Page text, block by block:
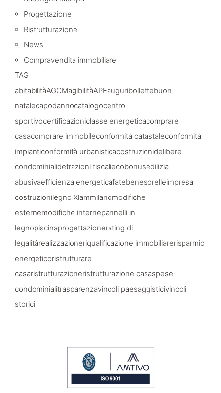
Progettazione
Ristrutturazione
News
Compravendita immobiliare
TAG
abitabilitàAGCMagibilitàAPEauguribollettebuon
natalecapodannocatalogocentro
sportivocertificazioniclasse energeticacomprare
casacomprare immobileconformità catastaleconformità
impianticonformità urbanisticacostruzionidelibere
condominialidetrazioni fiscaliecobonusedilizia
abusivaefficienza energeticafatebenesorelleimpresa
costruzionilegno Xlammilanomodifiche
esternemodifiche internepannelli in
legnopiscinaprogettazionerating di
legalitàrealizzazioneriqualificazione immobiliarerisparmio
energeticoristrutturare
casaristrutturazioneristrutturazione casaspese
condominialitrasparenzavincoli paesaggisticivincoli
storici